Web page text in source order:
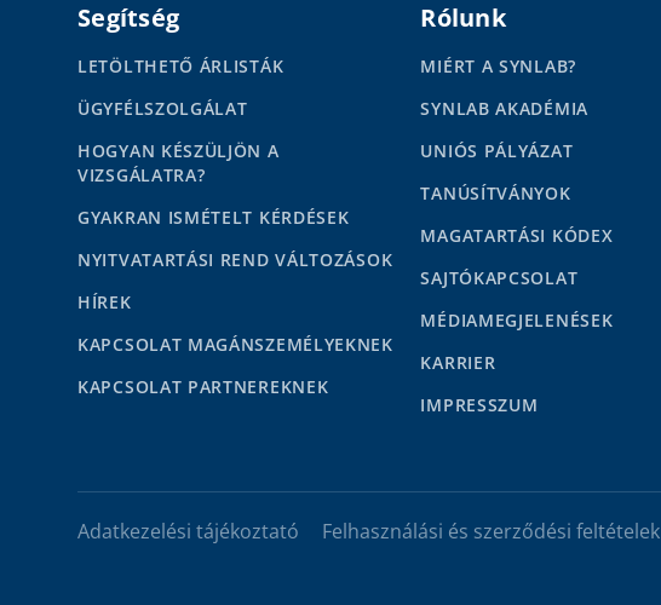
Segítség
LETÖLTHETŐ ÁRLISTÁK
ÜGYFÉLSZOLGÁLAT
HOGYAN KÉSZÜLJÖN A
VIZSGÁLATRA?
GYAKRAN ISMÉTELT KÉRDÉSEK
NYITVATARTÁSI REND VÁLTOZÁSOK
HÍREK
KAPCSOLAT MAGÁNSZEMÉLYEKNEK
KAPCSOLAT PARTNEREKNEK
Rólunk
MIÉRT A SYNLAB?
SYNLAB AKADÉMIA
UNIÓS PÁLYÁZAT
TANÚSÍTVÁNYOK
MAGATARTÁSI KÓDEX
SAJTÓKAPCSOLAT
MÉDIAMEGJELENÉSEK
KARRIER
IMPRESSZUM
Adatkezelési tájékoztató Felhasználási és szerződési feltételek